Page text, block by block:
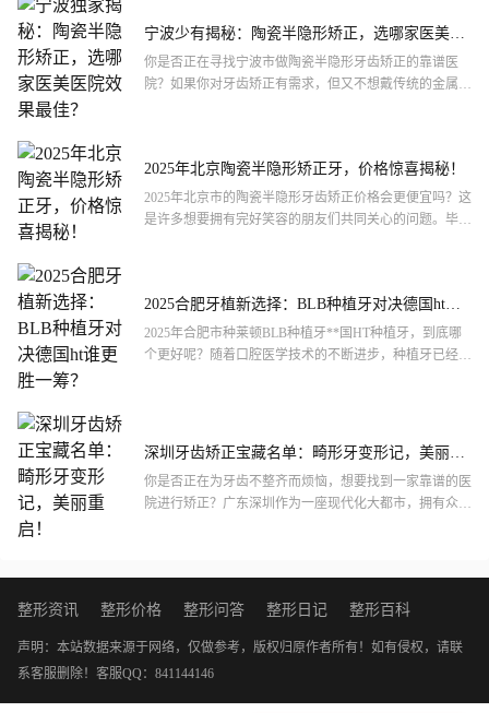
宁波少有揭秘：陶瓷半隐形矫正，选哪家医美医
院效果较好？
你是否正在寻找宁波市做陶瓷半隐形牙齿矫正的靠谱医
院？如果你对牙齿矫正有需求，但又不想戴传统的金属牙
2025年北京陶瓷半隐形矫正牙，价格惊喜揭秘！
2025年北京市的陶瓷半隐形牙齿矫正价格会更便宜吗？这
是许多想要拥有完好笑容的朋友们共同关心的问题。毕
2025合肥牙植新选择：BLB种植牙对决德国ht谁
更胜一筹？
2025年合肥市种莱顿BLB种植牙**国HT种植牙，到底哪
个更好呢？随着口腔医学技术的不断进步，种植牙已经成
深圳牙齿矫正宝藏名单：畸形牙变形记，美丽重
启！
你是否正在为牙齿不整齐而烦恼，想要找到一家靠谱的医
院进行矫正？广东深圳作为一座现代化大都市，拥有众多
整形资讯 整形价格 整形问答 整形日记 整形百科
声明：本站数据来源于网络，仅做参考，版权归原作者所有！如有侵权，请联
系客服删除！ 客服QQ：841144146